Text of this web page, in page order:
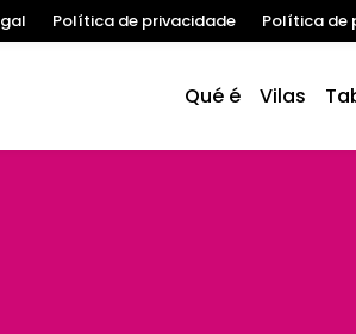
Política de privacidade Política de
Qué é Vilas